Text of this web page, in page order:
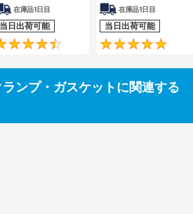
4.5
在庫品1日目
当日出荷可能
4.6
在庫品1日目
当日出荷可能
ンプ・ガスケットに関連する